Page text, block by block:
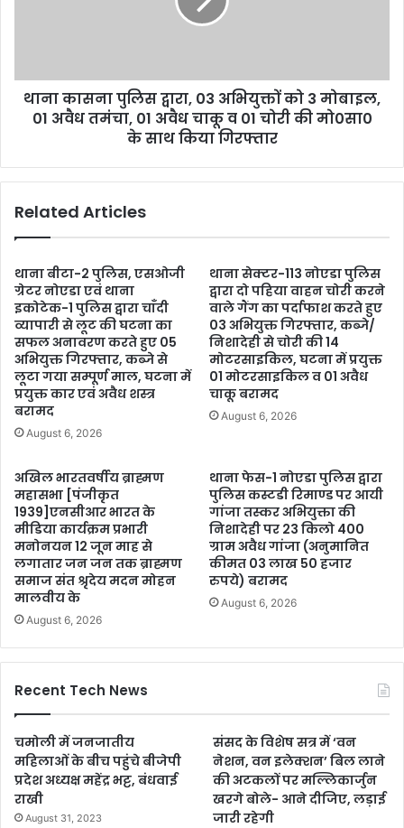
थाना कासना पुलिस द्वारा, 03 अभियुक्तों को 3 मोबाइल,
01 अवैध तमंचा, 01 अवैध चाकू व 01 चोरी की मो0सा0
के साथ किया गिरफ्तार
Related Articles
थाना बीटा-2 पुलिस, एसओजी
ग्रेटर नोएडा एवं थाना
इकोटेक-1 पुलिस द्वारा चाँदी
व्यापारी से लूट की घटना का
सफल अनावरण करते हुए 05
अभियुक्त गिरफ्तार, कब्जे से
लूटा गया सम्पूर्ण माल, घटना में
प्रयुक्त कार एवं अवैध शस्त्र
बरामद
August 6, 2026
थाना सेक्टर-113 नोएडा पुलिस
द्वारा दो पहिया वाहन चोरी करने
वाले गैंग का पर्दाफाश करते हुए
03 अभियुक्त गिरफ्तार, कब्जे/
निशादेही से चोरी की 14
मोटरसाइकिल, घटना में प्रयुक्त
01 मोटरसाइकिल व 01 अवैध
चाकू बरामद
August 6, 2026
अखिल भारतवर्षीय ब्राह्मण
महासभा [पंजीकृत
1939]एनसीआर भारत के
मीडिया कार्यक्रम प्रभारी
मनोनयन 12 जून माह से
लगातार जन जन तक ब्राह्मण
समाज संत श्रृदेय मदन मोहन
मालवीय के
August 6, 2026
थाना फेस-1 नोएडा पुलिस द्वारा
पुलिस कस्टडी रिमाण्ड पर आयी
गांजा तस्कर अभियुक्ता की
निशादेही पर 23 किलो 400
ग्राम अवैध गांजा (अनुमानित
कीमत 03 लाख 50 हजार
रुपये) बरामद
August 6, 2026
Recent Tech News
चमोली में जनजातीय
महिलाओं के बीच पहुंचे बीजेपी
प्रदेश अध्यक्ष महेंद्र भट्ट, बंधवाई
राखी
August 31, 2023
संसद के विशेष सत्र में ‘वन
नेशन, वन इलेक्शन’ बिल लाने
की अटकलों पर मल्लिकार्जुन
खरगे बोले- आने दीजिए, लड़ाई
जारी रहेगी